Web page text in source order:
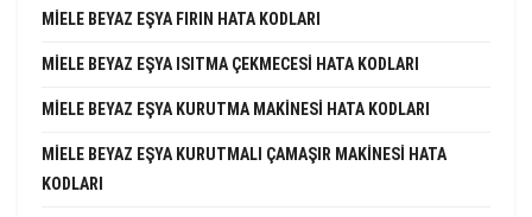
MIELE BEYAZ EŞYA FIRIN HATA KODLARI
MIELE BEYAZ EŞYA ISITMA ÇEKMECESI HATA KODLARI
MIELE BEYAZ EŞYA KURUTMA MAKINESI HATA KODLARI
MIELE BEYAZ EŞYA KURUTMALI ÇAMAŞIR MAKINESI HATA
KODLARI